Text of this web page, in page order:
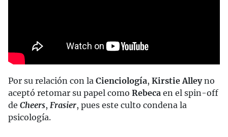
Por su relación con la Cienciología, Kirstie Alleyno
aceptó retomar su papel como Rebeca en el spin-off
de Cheers, Frasier, pues este culto condena la
psicología.